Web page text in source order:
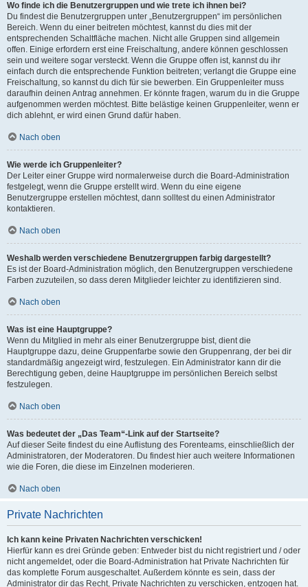
Wo finde ich die Benutzergruppen und wie trete ich ihnen bei?
Du findest die Benutzergruppen unter „Benutzergruppen“ im persönlichen
Bereich. Wenn du einer beitreten möchtest, kannst du dies mit der
entsprechenden Schaltfläche machen. Nicht alle Gruppen sind allgemein
offen. Einige erfordern erst eine Freischaltung, andere können geschlossen
sein und weitere sogar versteckt. Wenn die Gruppe offen ist, kannst du ihr
einfach durch die entsprechende Funktion beitreten; verlangt die Gruppe eine
Freischaltung, so kannst du dich für sie bewerben. Ein Gruppenleiter muss
daraufhin deinen Antrag annehmen. Er könnte fragen, warum du in die Gruppe
aufgenommen werden möchtest. Bitte belästige keinen Gruppenleiter, wenn er
dich ablehnt, er wird einen Grund dafür haben.
Nach oben
Wie werde ich Gruppenleiter?
Der Leiter einer Gruppe wird normalerweise durch die Board-Administration
festgelegt, wenn die Gruppe erstellt wird. Wenn du eine eigene
Benutzergruppe erstellen möchtest, dann solltest du einen Administrator
kontaktieren.
Nach oben
Weshalb werden verschiedene Benutzergruppen farbig dargestellt?
Es ist der Board-Administration möglich, den Benutzergruppen verschiedene
Farben zuzuteilen, so dass deren Mitglieder leichter zu identifizieren sind.
Nach oben
Was ist eine Hauptgruppe?
Wenn du Mitglied in mehr als einer Benutzergruppe bist, dient die
Hauptgruppe dazu, deine Gruppenfarbe sowie den Gruppenrang, der bei dir
standardmäßig angezeigt wird, festzulegen. Ein Administrator kann dir die
Berechtigung geben, deine Hauptgruppe im persönlichen Bereich selbst
festzulegen.
Nach oben
Was bedeutet der „Das Team“-Link auf der Startseite?
Auf dieser Seite findest du eine Auflistung des Forenteams, einschließlich der
Administratoren, der Moderatoren. Du findest hier auch weitere Informationen
wie die Foren, die diese im Einzelnen moderieren.
Nach oben
Private Nachrichten
Ich kann keine Privaten Nachrichten verschicken!
Hierfür kann es drei Gründe geben: Entweder bist du nicht registriert und / oder
nicht angemeldet, oder die Board-Administration hat Private Nachrichten für
das komplette Forum ausgeschaltet. Außerdem könnte es sein, dass der
Administrator dir das Recht, Private Nachrichten zu verschicken, entzogen hat.